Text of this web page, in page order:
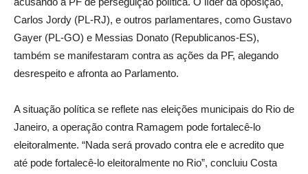
Carlos Jordy (PL-RJ), e outros parlamentares, como Gustavo
Gayer (PL-GO) e Messias Donato (Republicanos-ES),
também se manifestaram contra as ações da PF, alegando
desrespeito e afronta ao Parlamento.
A situação política se reflete nas eleições municipais do Rio de
Janeiro, a operação contra Ramagem pode fortalecê-lo
eleitoralmente. “Nada será provado contra ele e acredito que
até pode fortalecê-lo eleitoralmente no Rio”, concluiu Costa